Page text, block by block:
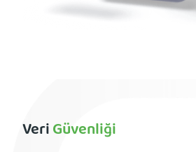
VeriGüvenliği